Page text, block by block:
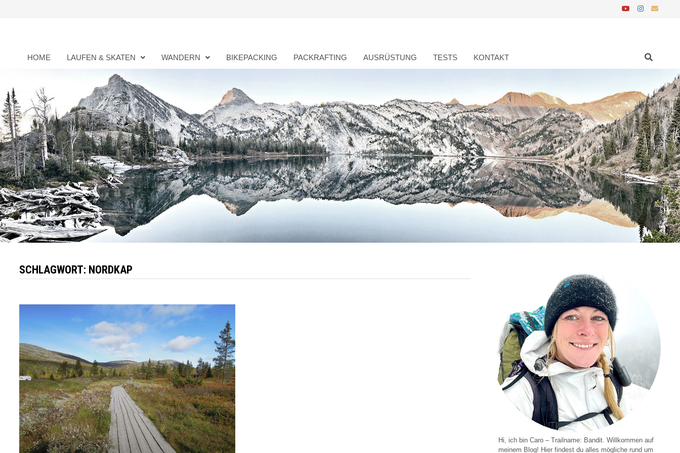
HOME LAUFEN & SKATEN WANDERN BIKEPACKING PACKRAFTING AUSRÜSTUNG TESTS KONTAKT
SCHLAGWORT: NORDKAP
Hi, ich bin Caro – Trailname: Bandit. Willkommen auf
meinem Blog! Hier findest du alles mögliche rund um